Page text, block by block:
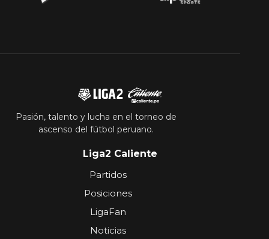
Pasión, talento y lucha en el torneo de
ascenso del fútbol peruano.
Liga2 Caliente
Partidos
Posiciones
LigaFan
Noticias